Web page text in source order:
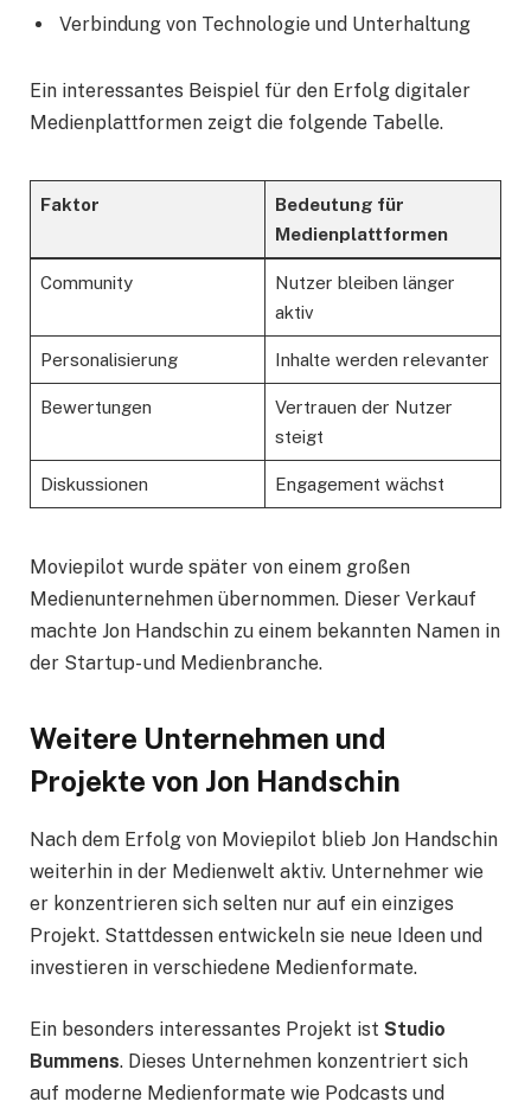
Verbindung von Technologie und Unterhaltung
Ein interessantes Beispiel für den Erfolg digitaler
Medienplattformen zeigt die folgende Tabelle.
Faktor
Bedeutung für
Medienplattformen
Community
Nutzer bleiben länger
aktiv
Personalisierung Inhalte werden relevanter
Bewertungen
Vertrauen der Nutzer
steigt
Diskussionen Engagement wächst
Moviepilot wurde später von einem großen
Medienunternehmen übernommen. Dieser Verkauf
machte Jon Handschin zu einem bekannten Namen in
der Startup- und Medienbranche.
Weitere Unternehmen und
Projekte von Jon Handschin
Nach dem Erfolg von Moviepilot blieb Jon Handschin
weiterhin in der Medienwelt aktiv. Unternehmer wie
er konzentrieren sich selten nur auf ein einziges
Projekt. Stattdessen entwickeln sie neue Ideen und
investieren in verschiedene Medienformate.
Ein besonders interessantes Projekt ist Studio
Bummens. Dieses Unternehmen konzentriert sich
auf moderne Medienformate wie Podcasts und